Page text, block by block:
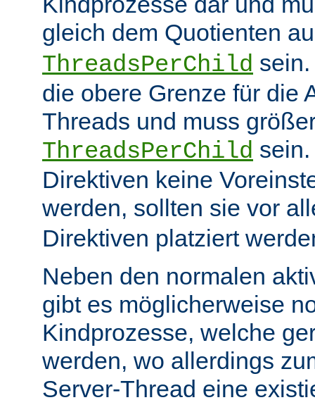
gleich dem Quotienten
ThreadsPerChild
die obere Grenze für die
Threads und muss
ThreadsPerChild
Direktiven keine
werden, sollten sie vor
Direktiven platziert
Neben den normalen
gibt es möglicherweise
Kindprozesse, welche
werden, wo allerdings
Server-Thread eine